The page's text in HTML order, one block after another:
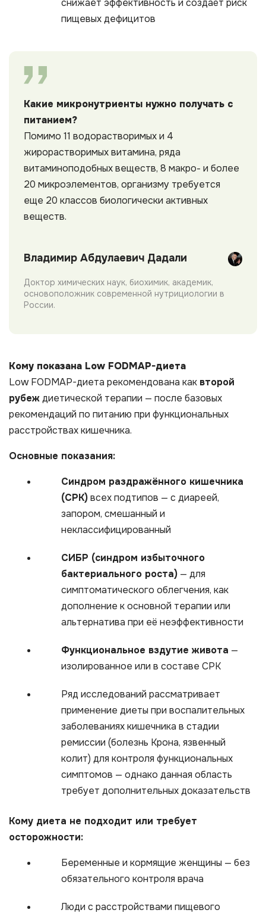
снижает эффективность и создаёт риск
пищевых дефицитов
Какие микронутриенты нужно получать с
питанием?
Помимо 11 водорастворимых и 4
жирорастворимых витамина, ряда
витаминоподобных веществ, 8 макро- и более
20 микроэлементов, организму требуется
еще 20 классов биологически активных
веществ.
Владимир Абдулаевич Дадали
Доктор химических наук, биохимик, академик,
основоположник современной нутрициологии в
России.
Кому показана Low FODMAP-диета
Low FODMAP-диета рекомендована как второй
рубеждиетической терапии — после базовых
рекомендаций по питанию при функциональных
расстройствах кишечника.
Основные показания:
Синдром раздражённого кишечника
(СРК)всех подтипов — с диареей,
запором, смешанный и
неклассифицированный
СИБР (синдром избыточного
бактериального роста) — для
симптоматического облегчения, как
дополнение к основной терапии или
альтернатива при её неэффективности
Функциональное вздутие живота —
изолированное или в составе СРК
Ряд исследований рассматривает
применение диеты при воспалительных
заболеваниях кишечника в стадии
ремиссии (болезнь Крона, язвенный
колит) для контроля функциональных
симптомов — однако данная область
требует дополнительных доказательств
Кому диета не подходит или требует
осторожности:
Беременные и кормящие женщины — без
обязательного контроля врача
Люди с расстройствами пищевого